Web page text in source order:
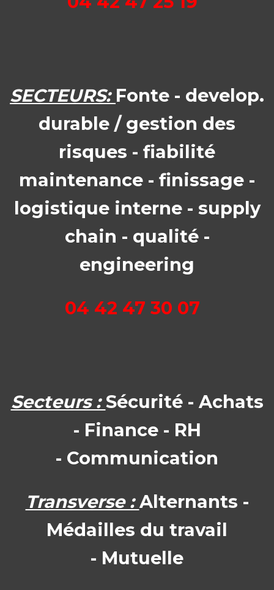
SECTEURS: Fonte - develop.
durable / gestion des
risques - fiabilité
maintenance - finissage -
logistique interne - supply
chain - qualité -
engineering
04 42 47 30 07
Secteurs :Sécurité - Achats
- Finance - RH
- Communication
Transverse :Alternants -
Médailles du travail
- Mutuelle